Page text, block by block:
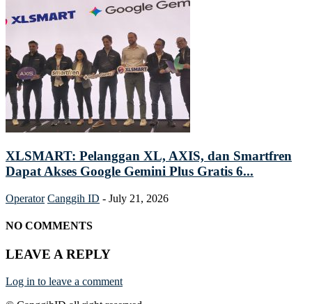
XLSMART: Pelanggan XL, AXIS, dan Smartfren
Dapat Akses Google Gemini Plus Gratis 6...
Operator Canggih ID - July 21, 2026
NO COMMENTS
LEAVE A REPLY
Log in to leave a comment